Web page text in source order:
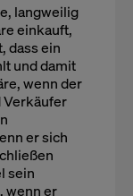
langweilig
einkauft,
dass ein
und damit
wenn der
Verkäufer
er sich
sein
wenn er